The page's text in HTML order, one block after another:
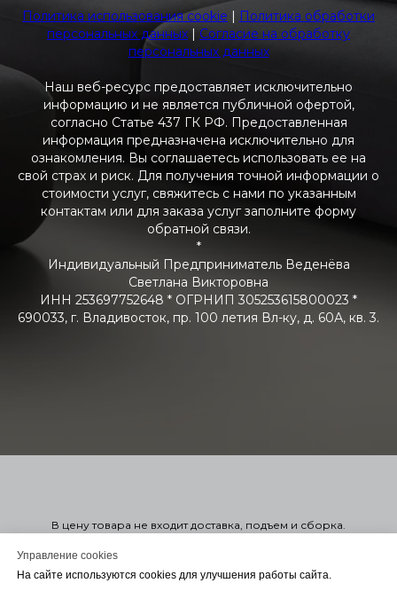
Политика использования cookie | Политика обработки
персональных данных | Согласие на обработку
персональных данных
Наш веб-ресурс предоставляет исключительно
информацию и не является публичной офертой,
согласно Статье 437 ГК РФ. Предоставленная
информация предназначена исключительно для
ознакомления. Вы соглашаетесь использовать ее на
свой страх и риск. Для получения точной информации о
стоимости услуг, свяжитесь с нами по указанным
контактам или для заказа услуг заполните форму
обратной связи.
*
Индивидуальный Предприниматель Веденёва
Светлана Викторовна
ИНН 253697752648 * ОГРНИП 305253615800023 *
690033, г. Владивосток, пр. 100 летия Вл-ку, д. 60А, кв. 3.
Управление cookies
На сайте используются cookies для улучшения работы сайта.
В цену товара не входит доставка, подъем и сборка.
категории. Узнать точную стоимость в нужной вам ткани можно
оформив заказ. Оформление заказа на сайте не обязывает